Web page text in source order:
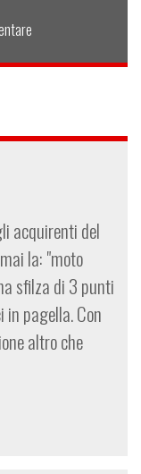
acquirenti del
la: "moto
sfilza di 3 punti
pagella. Con
altro che